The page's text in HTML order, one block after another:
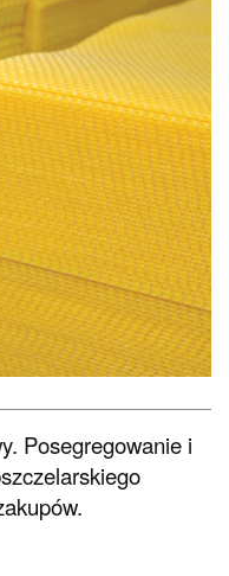
Posegregowanie i